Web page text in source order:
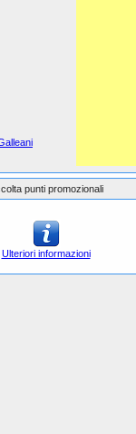
punti promozionali
Ulteriori informazioni